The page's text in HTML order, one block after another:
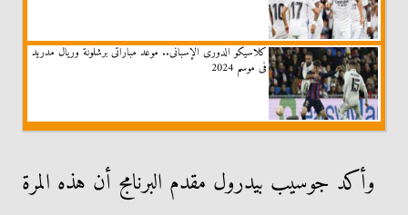
كلاسيكو الدورى الإسبانى.. موعد مباراتى برشلونة وريال مدريد
فى موسم 2024
وأكد جوسيب بيدرول مقدم البرنامج أن هذه المرة